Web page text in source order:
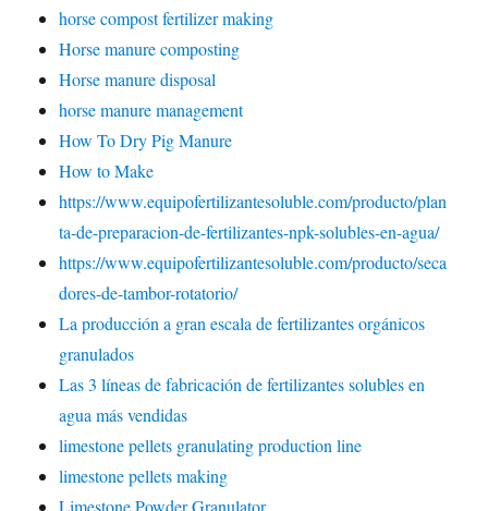
horse compost fertilizer making
Horse manure composting
Horse manure disposal
horse manure management
How To Dry Pig Manure
How to Make
https://www.equipofertilizantesoluble.com/producto/plan
ta-de-preparacion-de-fertilizantes-npk-solubles-en-agua/
https://www.equipofertilizantesoluble.com/producto/seca
dores-de-tambor-rotatorio/
La producción a gran escala de fertilizantes orgánicos
granulados
Las 3 líneas de fabricación de fertilizantes solubles en
agua más vendidas
limestone pellets granulating production line
limestone pellets making
Limestone Powder Granulator